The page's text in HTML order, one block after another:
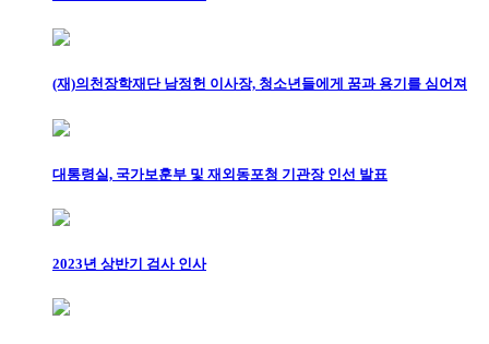
(재)의천장학재단 남정헌 이사장, 청소년들에게 꿈과 용기를 심어져
대통령실, 국가보훈부 및 재외동포청 기관장 인선 발표
2023년 상반기 검사 인사